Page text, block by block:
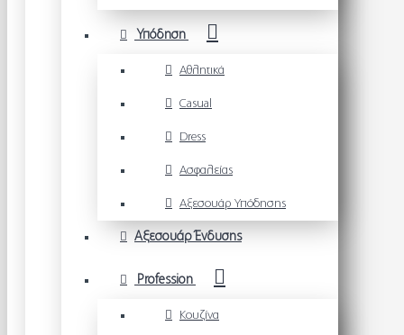
Υπόδηση
Αθλητικά
Casual
Dress
Ασφαλείας
Αξεσουάρ Υπόδησης
Αξεσουάρ Ένδυσης
Profession
Κουζίνα